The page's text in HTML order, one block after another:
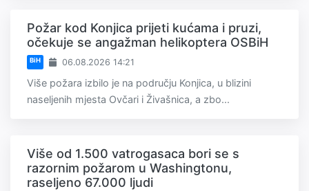
Požar kod Konjica prijeti kućama i pruzi,
očekuje se angažman helikoptera OSBiH
BiH 06.08.2026 14:21
Više požara izbilo je na području Konjica, u blizini
naseljenih mjesta Ovčari i Živašnica, a zbo...
Više od 1.500 vatrogasaca bori se s
razornim požarom u Washingtonu,
raseljeno 67.000 ljudi